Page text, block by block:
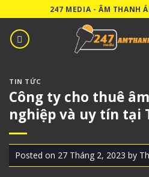
to
content
247 MEDIA - ÂM THANH
TIN TỨC
Công ty cho thuê
nghiệp và uy tín tại
Posted on 27 Tháng 2, 2023 by